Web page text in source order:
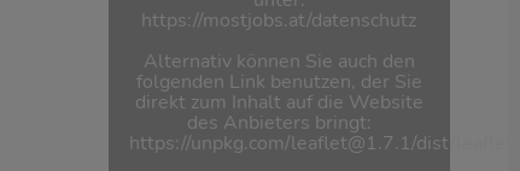
https://mostjobs.at/datenschutz
Alternativ können Sie auch den
folgenden Link benutzen, der Sie
direkt zum Inhalt auf die Website
des Anbieters bringt:
https://unpkg.com/leaflet@1.7.1/dist/leaflet.js